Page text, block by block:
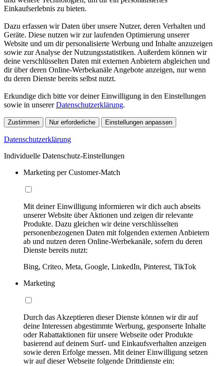
Einkaufserlebnis zu bieten.
Dazu erfassen wir Daten über unsere Nutzer, deren Verhalten und
Geräte. Diese nutzen wir zur laufenden Optimierung unserer
Website und um dir personalisierte Werbung und Inhalte anzuzeigen
sowie zur Analyse der Nutzungsstatistiken. Außerdem können wir
deine verschlüsselten Daten mit externen Anbietern abgleichen und
dir über deren Online-Werbekanäle Angebote anzeigen, nur wenn
du deren Dienste bereits selbst nutzt.
Erkundige dich bitte vor deiner Einwilligung in den Einstellungen
sowie in unsererDatenschutzerklärung.
Zustimmen Nur erforderliche Einstellungen anpassen
Datenschutzerklärung
Individuelle Datenschutz-Einstellungen
Marketing per Customer-Match
Mit deiner Einwilligung informieren wir dich auch abseits
unserer Website über Aktionen und zeigen dir relevante
Produkte. Dazu gleichen wir deine verschlüsselten
personenbezogenen Daten mit folgenden externen Anbietern
ab und nutzen deren Online-Werbekanäle, sofern du deren
Dienste bereits nutzt:
Bing, Criteo, Meta, Google, LinkedIn, Pinterest, TikTok
Marketing
Durch das Akzeptieren dieser Dienste können wir dir auf
deine Interessen abgestimmte Werbung, gesponserte Inhalte
oder Rabattaktionen für unsere Webseite oder Produkte
basierend auf deinem Surf- und Einkaufsverhalten anzeigen
sowie deren Erfolge messen. Mit deiner Einwilligung setzen
wir auf dieser Webseite folgende Drittdienste ein: